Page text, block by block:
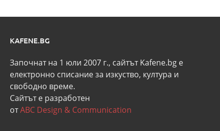
KAFENE.BG
Започнат на 1 юли 2007 г., сайтът Kafene.bg e
eлектронно списание за изкуство, култура и
свободно време.
Сайтът е разработен
отABC Design & Communication